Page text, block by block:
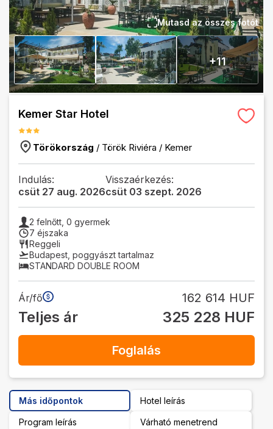
Mutasd az összes fotót
+11
Kemer Star Hotel
Törökország / Török Riviéra / Kemer
Indulás:
csüt 27 aug. 2026
Visszaérkezés:
csüt 03 szept. 2026
2 felnőtt, 0 gyermek
7 éjszaka
Reggeli
Budapest poggyászt tartalmaz
STANDARD DOUBLE ROOM
Ár/fő 162 614 HUF
Teljes ár 325 228 HUF
Foglalás
Más időpontok Hotel leírás
Program leírás Várható menetrend